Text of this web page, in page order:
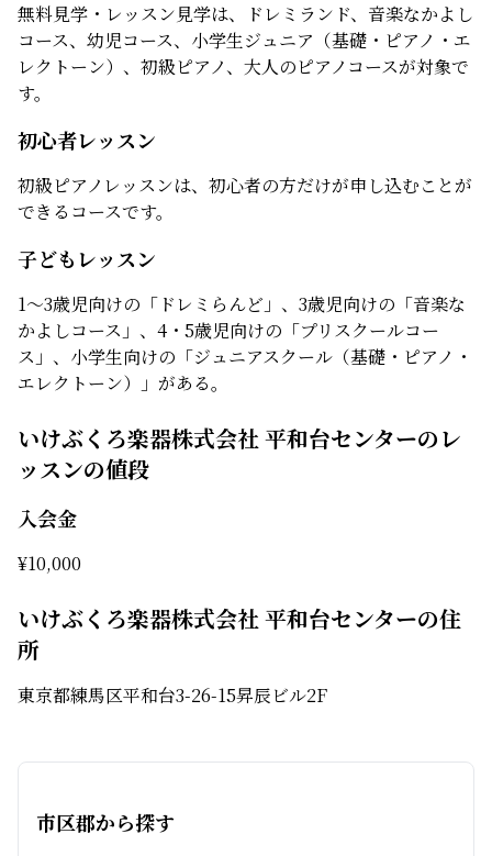
無料見学・レッスン見学は、ドレミランド、音楽なかよし
コース、幼児コース、小学生ジュニア（基礎・ピアノ・エ
レクトーン）、初級ピアノ、大人のピアノコースが対象で
す。
初心者レッスン
初級ピアノレッスンは、初心者の方だけが申し込むことが
できるコースです。
子どもレッスン
1～3歳児向けの「ドレミらんど」、3歳児向けの「音楽な
かよしコース」、4・5歳児向けの「プリスクールコー
ス」、小学生向けの「ジュニアスクール（基礎・ピアノ・
エレクトーン）」がある。
いけぶくろ楽器株式会社 平和台センターのレ
ッスンの値段
入会金
¥10,000
いけぶくろ楽器株式会社 平和台センターの住
所
東京都練馬区平和台3-26-15昇辰ビル2F
市区郡から探す